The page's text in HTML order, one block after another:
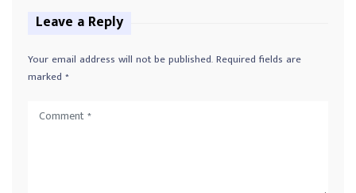
Leave a Reply
Your email address will not be published.Required fields are
marked *